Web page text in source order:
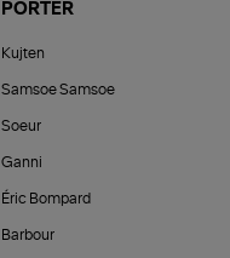
PORTER
Kujten
Samsoe Samsoe
Soeur
Ganni
Éric Bompard
Barbour